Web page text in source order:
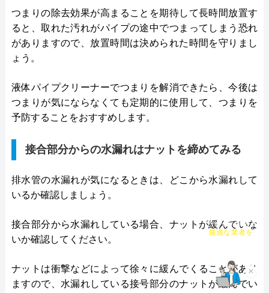
つまりの除去効果が高まることを期待して長時間放置す
ると、取れた汚れがパイプの途中でつまってしまう恐れ
がありますので、放置時間は決められた時間を守りまし
ょう。
液体パイプクリーナーでつまりを解消できたら、今後は
つまりが気にならなくても定期的に使用して、つまりを
予防することをおすすめします。
接合部分からの水漏れはナットを締めてみる
排水管の水漏れが気になるときは、どこから水漏れして
いるか確認しましょう。
接合部分から水漏れしている場合、ナットが緩んでいな
いか確認してください。
ナットは衝撃などによって徐々に緩んでくることがあり
ますので、水漏れしている接号部分のナットが緩んでい
×
チャット診断で
最適な業者を